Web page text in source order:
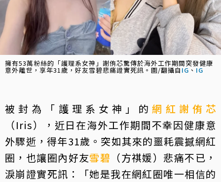
擁有53萬粉絲的「護理系女神」謝侑芯驚傳於海外工作期間突發健康
意外離世，享年31歲，好友雪碧悲痛證實死訊。圖/翻攝自 IG 、 IG
被封為「護理系女神」的網紅 謝侑芯
（Iris），近日在海外工作期間不幸因健康意
外驟逝，得年31歲。突如其來的噩耗震撼網紅
圈，也讓圈內好友雪碧 （方祺媛）悲痛不已，
淚崩證實死訊：「她是我在網紅圈唯一相信的